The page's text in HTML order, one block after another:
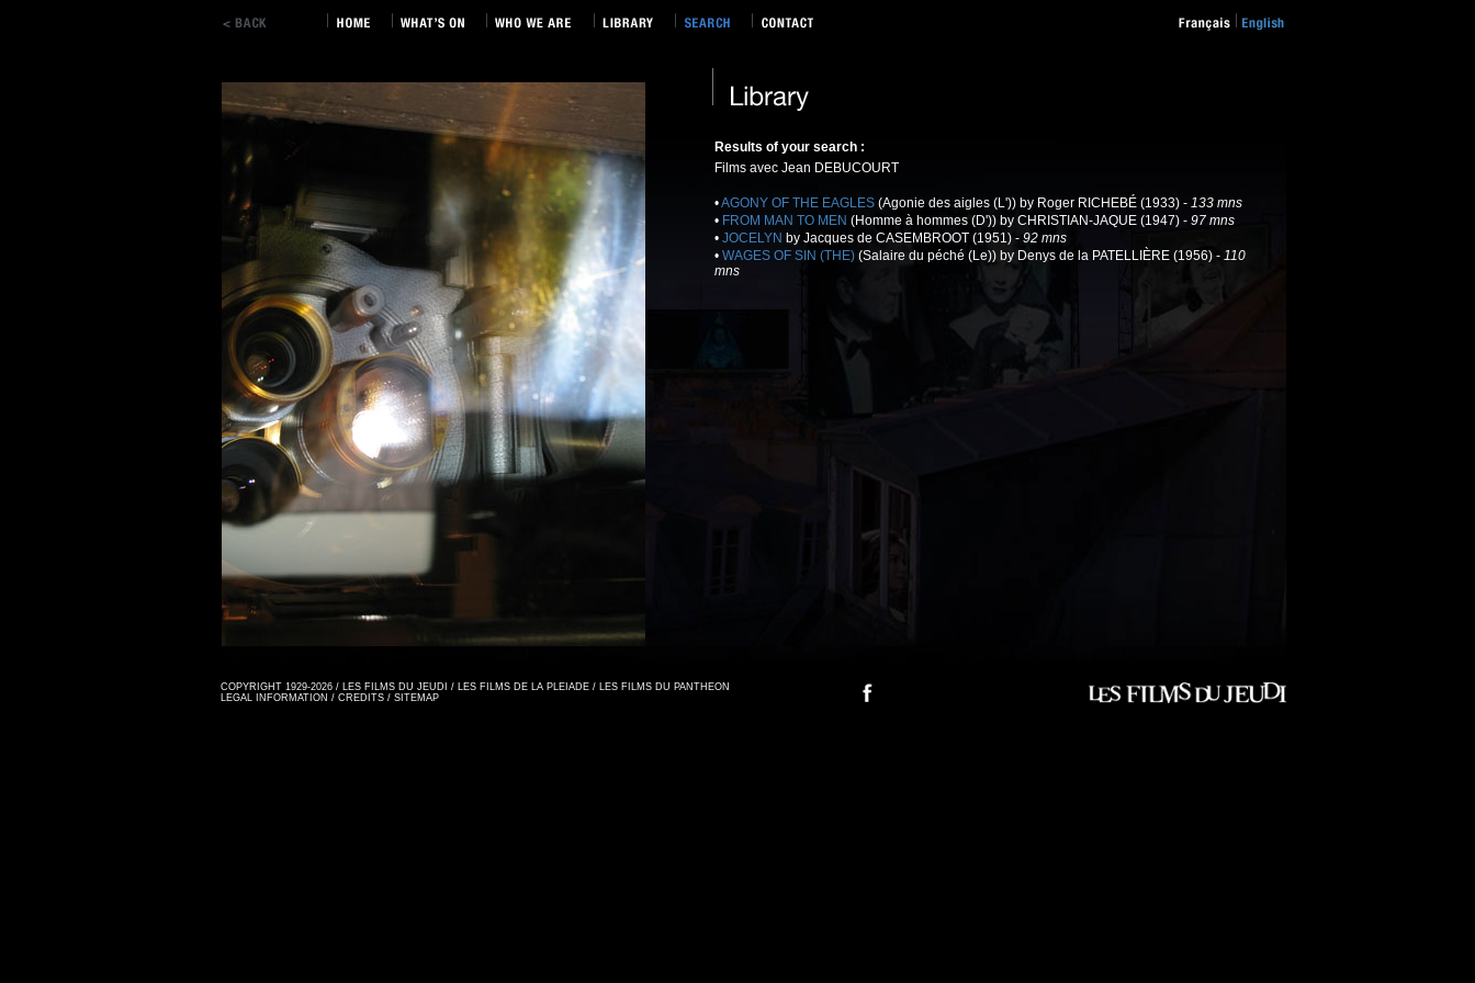
Results of your search :
Films avec Jean DEBUCOURT
•AGONY OF THE EAGLES (Agonie des aigles (L')) by Roger RICHEBÉ (1933) - 133 mns
• FROM MAN TO MEN (Homme à hommes (D')) by CHRISTIAN-JAQUE (1947) - 97 mns
• JOCELYN by Jacques de CASEMBROOT (1951) - 92 mns
• WAGES OF SIN (THE) (Salaire du péché (Le)) by Denys de la PATELLIÈRE (1956) - 110
mns
COPYRIGHT 1929-2026 / LES FILMS DU JEUDI / LES FILMS DE LA PLEIADE / LES FILMS DU PANTHEON
LEGAL INFORMATION / CREDITS / SITEMAP